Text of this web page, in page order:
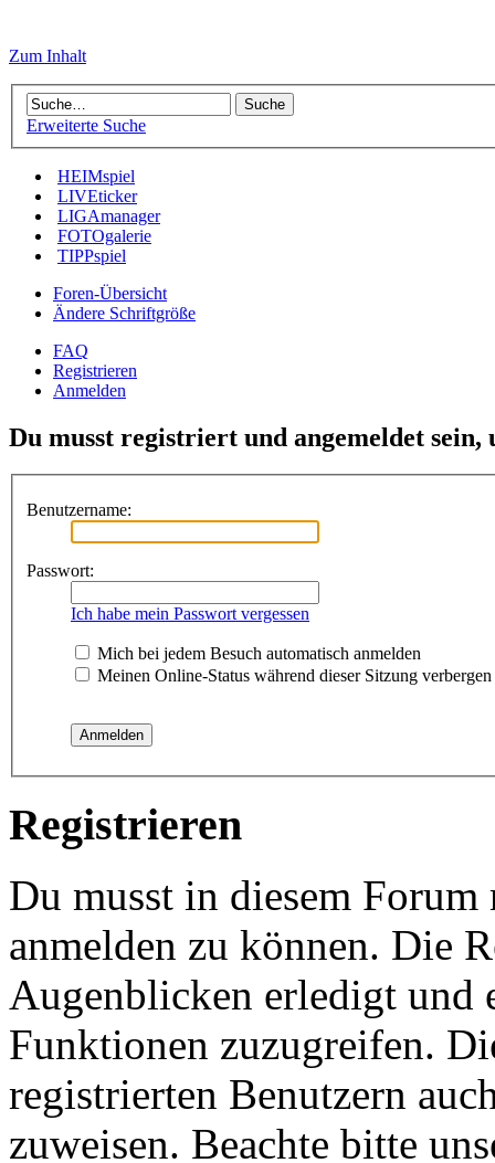
Zum Inhalt
Erweiterte Suche
HEIMspiel
LIVEticker
LIGAmanager
FOTOgalerie
TIPPspiel
Foren-Übersicht
Ändere Schriftgröße
FAQ
Registrieren
Anmelden
Du musst registriert und angemeldet
Benutzername:
Passwort:
Ich habe mein Passwort vergessen
Mich bei jedem Besuch automatisch anmelden
Meinen Online-Status während dieser Sitzung verbergen
Registrieren
Du musst in diesem
anmelden zu können. Die
Augenblicken erledigt und
Funktionen zuzugreifen.
registrierten Benutzern
zuweisen. Beachte bitte